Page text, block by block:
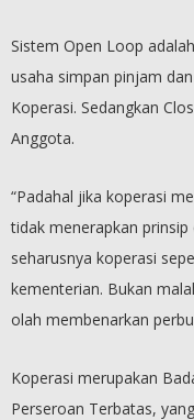
Sistem Open Loop
usaha simpan pinjam
Koperasi. Sedangkan
Anggota.
“Padahal jika koperasi
tidak menerapkan
seharusnya koperasi
kementerian. Bukan
olah membenarkan
Koperasi merupakan
Perseroan Terbatas,